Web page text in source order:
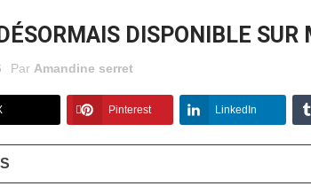
DISPONIBLE
Par Amandine serret
Pinterest LinkedIn